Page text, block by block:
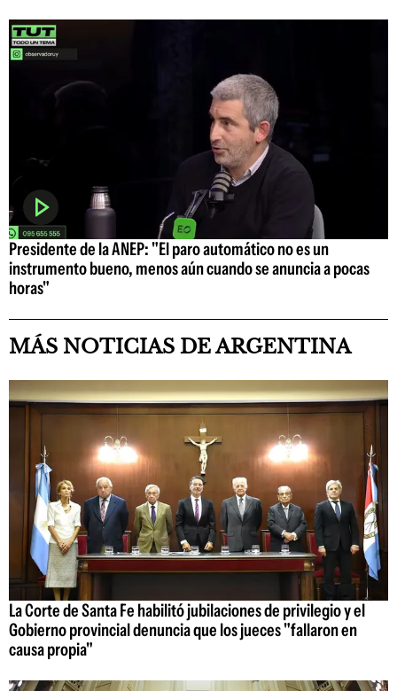
Presidente de la ANEP: "El paro automático no es un
instrumento bueno, menos aún cuando se anuncia a pocas
horas"
MÁS NOTICIAS DE ARGENTINA
La Corte de Santa Fe habilitó jubilaciones de privilegio y el
Gobierno provincial denuncia que los jueces "fallaron en
causa propia"